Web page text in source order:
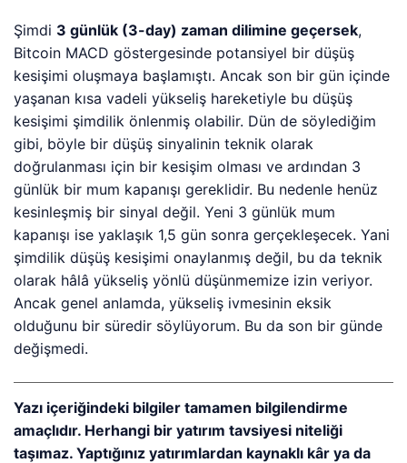
Şimdi 3 günlük (3-day) zaman dilimine geçersek,
Bitcoin MACD göstergesinde potansiyel bir düşüş
kesişimi oluşmaya başlamıştı. Ancak son bir gün içinde
yaşanan kısa vadeli yükseliş hareketiyle bu düşüş
kesişimi şimdilik önlenmiş olabilir. Dün de söylediğim
gibi, böyle bir düşüş sinyalinin teknik olarak
doğrulanması için bir kesişim olması ve ardından 3
günlük bir mum kapanışı gereklidir. Bu nedenle henüz
kesinleşmiş bir sinyal değil. Yeni 3 günlük mum
kapanışı ise yaklaşık 1,5 gün sonra gerçekleşecek. Yani
şimdilik düşüş kesişimi onaylanmış değil, bu da teknik
olarak hâlâ yükseliş yönlü düşünmemize izin veriyor.
Ancak genel anlamda, yükseliş ivmesinin eksik
olduğunu bir süredir söylüyorum. Bu da son bir günde
değişmedi.
Yazı içeriğindeki bilgiler tamamen bilgilendirme
amaçlıdır. Herhangi bir yatırım tavsiyesi niteliği
taşımaz. Yaptığınız yatırımlardan kaynaklı kâr ya da